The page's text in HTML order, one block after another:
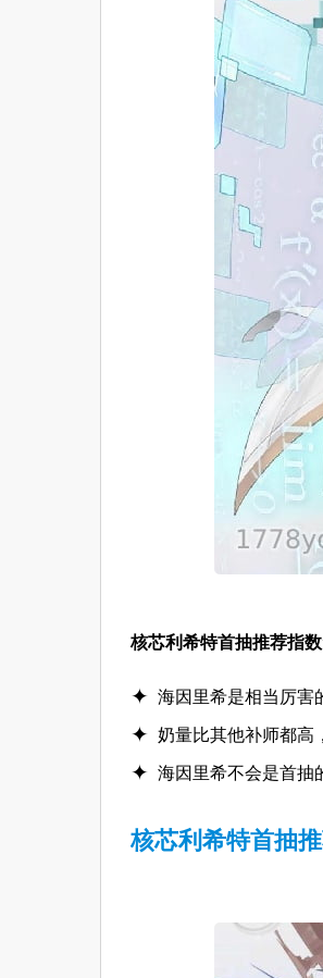
核芯利希特首抽推荐
海因里希是相当厉害
奶量比其他补师都高
海因里希不会是首抽
核芯利希特首抽